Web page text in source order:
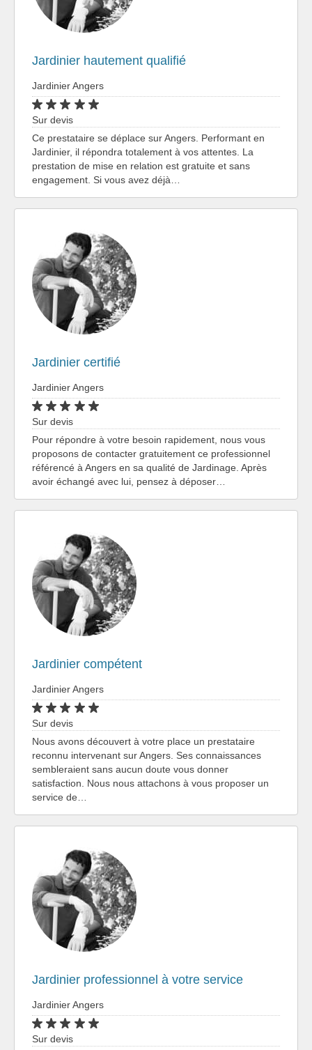
Jardinier hautement qualifié
Jardinier Angers
Sur devis
Ce prestataire se déplace sur Angers. Performant en
Jardinier, il répondra totalement à vos attentes. La
prestation de mise en relation est gratuite et sans
engagement. Si vous avez déjà…
Jardinier certifié
Jardinier Angers
Sur devis
Pour répondre à votre besoin rapidement, nous vous
proposons de contacter gratuitement ce professionnel
référencé à Angers en sa qualité de Jardinage. Après
avoir échangé avec lui, pensez à déposer…
Jardinier compétent
Jardinier Angers
Sur devis
Nous avons découvert à votre place un prestataire
reconnu intervenant sur Angers. Ses connaissances
sembleraient sans aucun doute vous donner
satisfaction. Nous nous attachons à vous proposer un
service de…
Jardinier professionnel à votre service
Jardinier Angers
Sur devis